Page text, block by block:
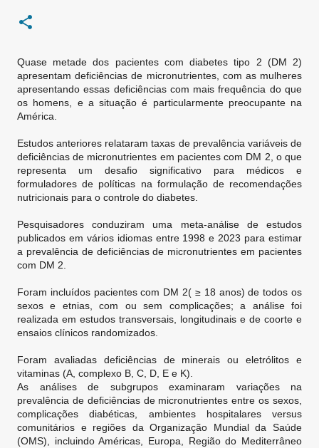
Quase metade dos pacientes com diabetes tipo 2 (DM 2)
apresentam deficiências de micronutrientes, com as mulheres
apresentando essas deficiências com mais frequência do que
os homens, e a situação é particularmente preocupante na
América.
Estudos anteriores relataram taxas de prevalência variáveis ​​de
deficiências de micronutrientes em pacientes com DM 2, o que
representa um desafio significativo para médicos e
formuladores de políticas na formulação de recomendações
nutricionais para o controle do diabetes.
Pesquisadores conduziram uma meta-análise de estudos
publicados em vários idiomas entre 1998 e 2023 para estimar
a prevalência de deficiências de micronutrientes em pacientes
com DM 2.
Foram incluídos pacientes com DM 2( ≥ 18 anos) de todos os
sexos e etnias, com ou sem complicações; a análise foi
realizada em estudos transversais, longitudinais e de coorte e
ensaios clínicos randomizados.
Foram avaliadas deficiências de minerais ou eletrólitos e
vitaminas (A, complexo B, C, D, E e K).
As análises de subgrupos examinaram variações na
prevalência de deficiências de micronutrientes entre os sexos,
complicações diabéticas, ambientes hospitalares versus
comunitários e regiões da Organização Mundial da Saúde
(OMS), incluindo Américas, Europa, Região do Mediterrâneo